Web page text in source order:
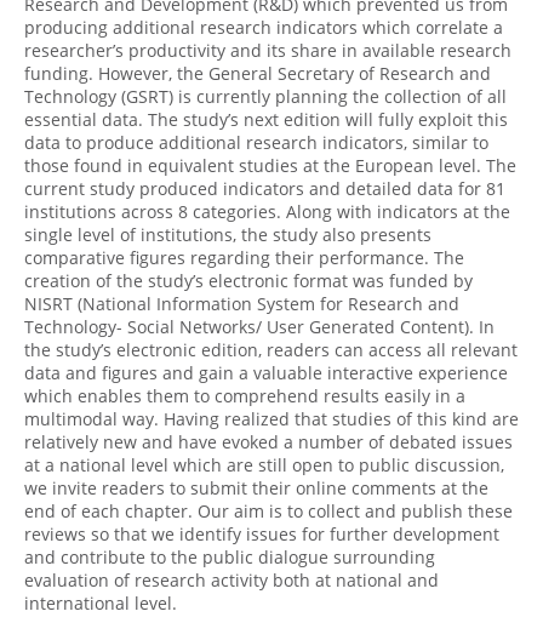
producing additional research indicators which correlate a
researcher’s productivity and its share in available research
funding. However, the General Secretary of Research and
Technology (GSRT) is currently planning the collection of all
essential data. The study’s next edition will fully exploit this
data to produce additional research indicators, similar to
those found in equivalent studies at the European level. The
current study produced indicators and detailed data for 81
institutions across 8 categories. Along with indicators at the
single level of institutions, the study also presents
comparative figures regarding their performance. The
creation of the study’s electronic format was funded by
NISRT (National Information System for Research and
Technology- Social Networks/ User Generated Content). In
the study’s electronic edition, readers can access all relevant
data and figures and gain a valuable interactive experience
which enables them to comprehend results easily in a
multimodal way. Having realized that studies of this kind are
relatively new and have evoked a number of debated issues
at a national level which are still open to public discussion,
we invite readers to submit their online comments at the
end of each chapter. Our aim is to collect and publish these
reviews so that we identify issues for further development
and contribute to the public dialogue surrounding
evaluation of research activity both at national and
international level.